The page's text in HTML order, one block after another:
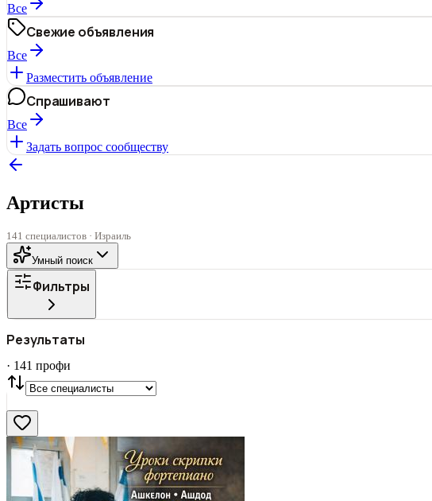
Все
Свежие объявления
Все
Разместить объявление
Спрашивают
Все
Задать вопрос сообществу
Артисты
141 специалистов · Израиль
Умный поиск
Фильтры
СТАТУС
Нашли 141
Сбросить
Результаты
· 141 профи